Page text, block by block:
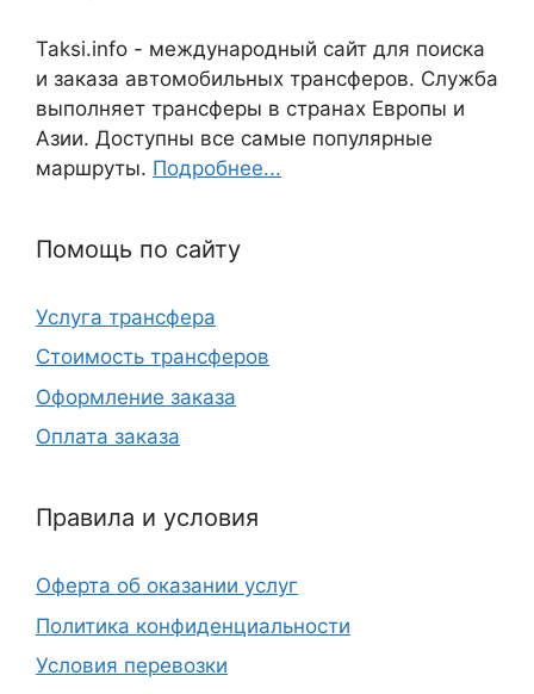
Taksi.info - международный сайт для поиска
и заказа автомобильных трансферов. Служба
выполняет трансферы в странах Европы и
Азии. Доступны все самые популярные
маршруты. Подробнее...
Помощь по сайту
Услуга трансфера
Стоимость трансферов
Оформление заказа
Оплата заказа
Правила и условия
Оферта об оказании услуг
Политика конфиденциальности
Условия перевозки